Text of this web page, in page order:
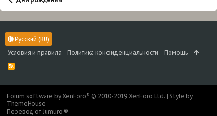
Русский (RU)
Условия и правила
Политика конфиденциальности Помощь
R
Forum software by XenForo® © 2010-2019 XenForo Ltd. | Style by
ThemeHouse
Перевод от Jumuro ®